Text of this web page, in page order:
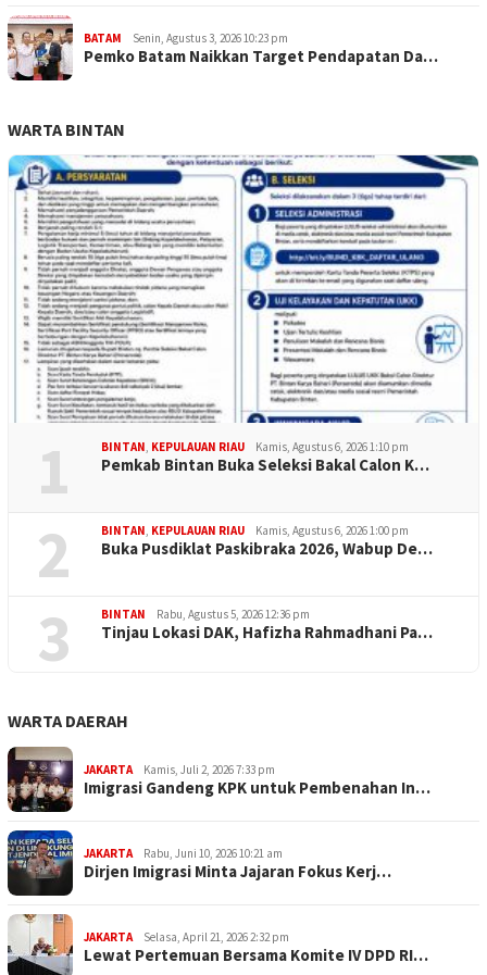
BATAM Senin, Agustus 3, 2026 10:23 pm
Pemko Batam Naikkan Target Pendapatan Da…
WARTA BINTAN
1 BINTAN KEPULAUAN RIAU Kamis, Agustus 6, 2026 1:10 pm
Pemkab Bintan Buka Seleksi Bakal Calon K…
2 BINTAN KEPULAUAN RIAU Kamis, Agustus 6, 2026 1:00 pm
Buka Pusdiklat Paskibraka 2026, Wabup De…
3 BINTAN Rabu, Agustus 5, 2026 12:36 pm
Tinjau Lokasi DAK, Hafizha Rahmadhani Pa…
WARTA DAERAH
JAKARTA Kamis, Juli 2, 2026 7:33 pm
Imigrasi Gandeng KPK untuk Pembenahan In…
JAKARTA Rabu, Juni 10, 2026 10:21 am
Dirjen Imigrasi Minta Jajaran Fokus Kerj…
JAKARTA Selasa, April 21, 2026 2:32 pm
Lewat Pertemuan Bersama Komite IV DPD RI…